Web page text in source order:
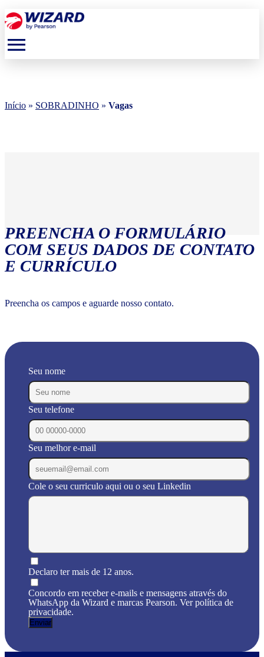
menu
Início » SOBRADINHO » Vagas
PREENCHA O FORMULÁRIO
COM SEUS DADOS DE CONTATO
E CURRÍCULO
Preencha os campos e aguarde nosso contato.
Seu nome
Seu telefone
Seu melhor e-mail
Cole o seu curriculo aqui ou o seu Linkedin
Declaro ter mais de 12 anos.
Concordo em receber e-mails e mensagens através do
WhatsApp da Wizard e marcas Pearson. Ver política de
privacidade.